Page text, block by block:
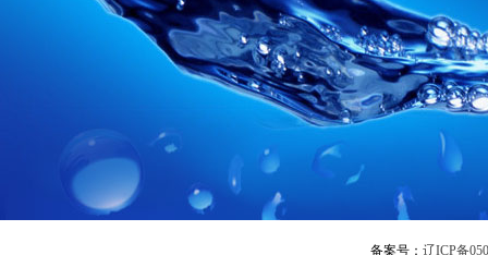
备案号： 辽ICP备